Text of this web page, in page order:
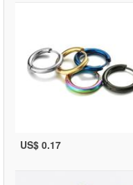
US$ 0.17